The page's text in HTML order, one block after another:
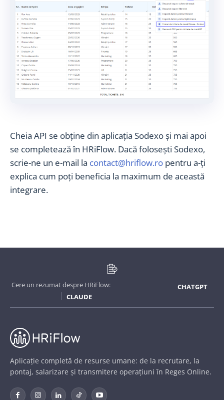
Cheia API se obține din aplicația Sodexo și mai apoi
se completează în HRiFlow. Dacă folosești Sodexo,
scrie-ne un e-mail la contact@hriflow.ro pentru a-ți
explica cum poți beneficia la maximum de această
integrare.
Cere un rezumat despre HRiFlow:
CHATGPT
CLAUDE
Aplicație completă de resurse umane: de la recrutare, la
pontaj, salarizare și transmitere operațiuni în Reges Online.